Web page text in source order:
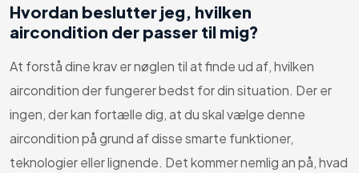
Hvordan beslutter jeg, hvilken
aircondition der passer til mig?
At forstå dine krav er nøglen til at finde ud af, hvilken
aircondition der fungerer bedst for din situation. Der er
ingen, der kan fortælle dig, at du skal vælge denne
aircondition på grund af disse smarte funktioner,
teknologier eller lignende. Det kommer nemlig an på, hvad